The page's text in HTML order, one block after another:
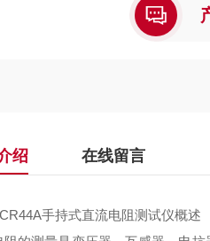
绍 在线留言
手持式直流电阻测试仪概述